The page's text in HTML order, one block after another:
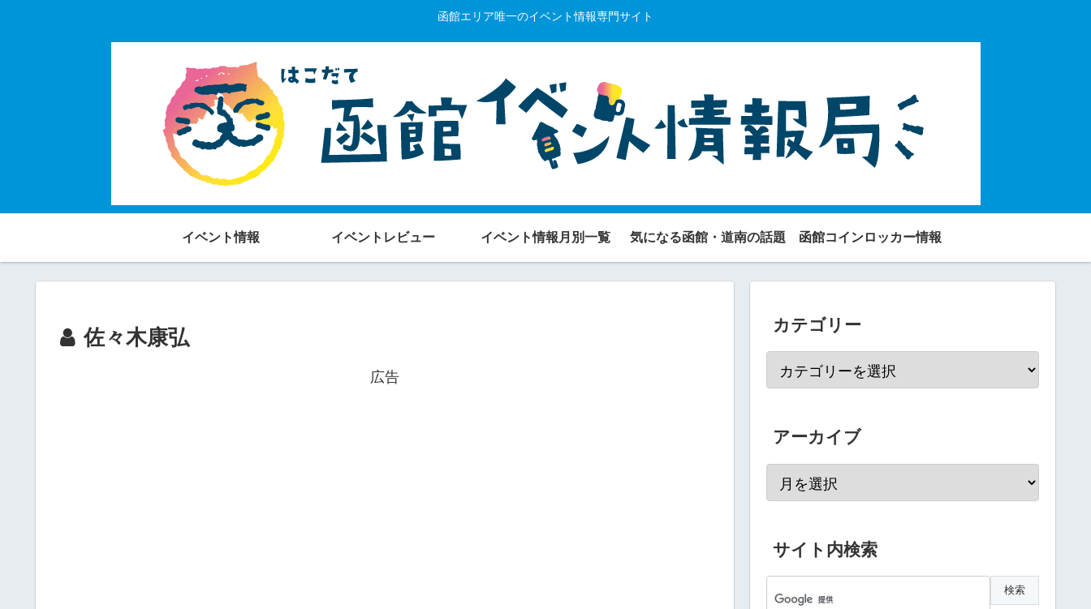
函館エリア唯一のイベント情報専門サイト
イベント情報 イベントレビュー イベント情報月別一覧 気になる函館・道南の話題 函館コインロッカー情報
佐々木康弘
広告
カテゴリー
アーカイブ
サイト内検索